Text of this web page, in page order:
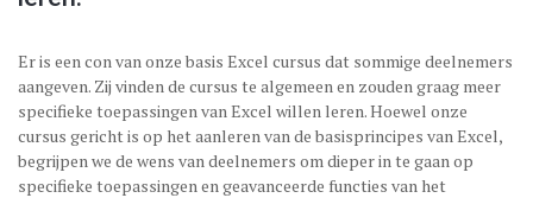
Er is een con van onze basis Excel cursus dat sommige deelnemers
aangeven. Zij vinden de cursus te algemeen en zouden graag meer
specifieke toepassingen van Excel willen leren. Hoewel onze
cursus gericht is op het aanleren van de basisprincipes van Excel,
begrijpen we de wens van deelnemers om dieper in te gaan op
specifieke toepassingen en geavanceerde functies van het